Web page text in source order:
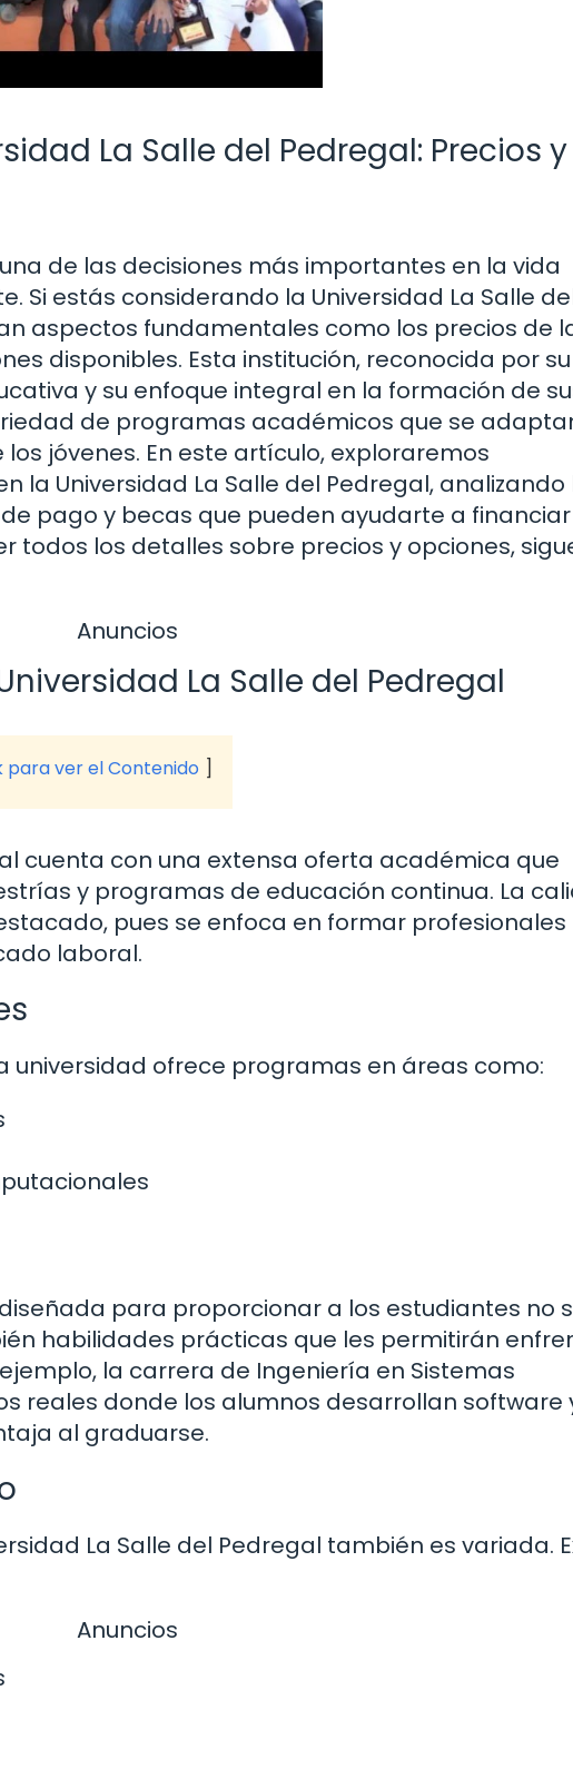
La Salle del Pedregal: Precios y
de las decisiones más importantes en la vida
Si estás considerando la Universidad La Salle
aspectos fundamentales como los precios de
disponibles. Esta institución, reconocida por su
y su enfoque integral en la formación de
de programas académicos que se
jóvenes. En este artículo, exploraremos
la Universidad La Salle del Pedregal, analizando
pago y becas que pueden ayudarte a
todos los detalles sobre precios y opciones,
Anuncios
La Salle del Pedregal
para ver el Contenido
cuenta con una extensa oferta académica que
y programas de educación continua. La
pues se enfoca en formar profesionales
laboral.
universidad ofrece programas en áreas como:
para proporcionar a los estudiantes no
habilidades prácticas que les permitirán
la carrera de Ingeniería en Sistemas
reales donde los alumnos desarrollan software
al graduarse.
La Salle del Pedregal también es variada.
Anuncios